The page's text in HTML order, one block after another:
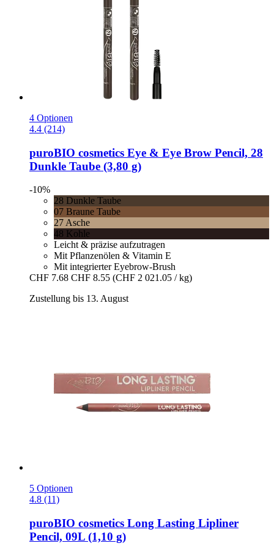
4 Optionen
4.4 (214)
puroBIO cosmetics Eye & Eye Brow Pencil, 28
Dunkle Taube (3,80 g)
-10%
28 Dunkle Taube
07 Braune Taube
27 Asche
48 Kohle
Leicht & präzise aufzutragen
Mit Pflanzenölen & Vitamin E
Mit integrierter Eyebrow-Brush
CHF 7.68 CHF 8.55 (CHF 2 021.05 / kg)
Zustellung bis 13. August
5 Optionen
4.8 (11)
puroBIO cosmetics Long Lasting Lipliner
Pencil, 09L (1,10 g)